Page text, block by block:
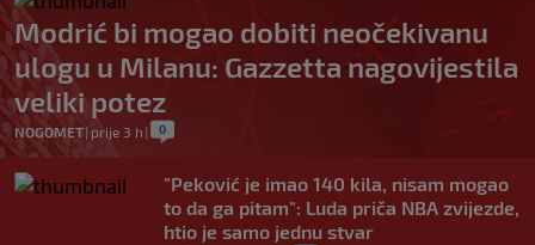
Modrić bi mogao dobiti neočekivanu
ulogu u Milanu: Gazzetta nagovijestila
veliki potez
NOGOMET| prije 3 h | 0
"Peković je imao 140 kila, nisam mogao
to da ga pitam": Luda priča NBA zvijezde,
htio je samo jednu stvar